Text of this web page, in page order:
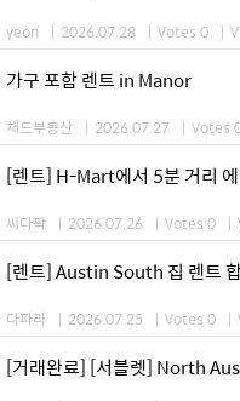
yeon | 2026.07.28 | Votes 0 |
가구 포함 렌트 in Manor
채드부동산 | 2026.07.27 | Votes
[렌트] H-Mart에서 5분 거리
씨다팍 | 2026.07.26 | Votes 0 |
[렌트] Austin South 집 렌트
다파라 | 2026.07.25 | Votes 0 |
[거래완료] [서블렛] North